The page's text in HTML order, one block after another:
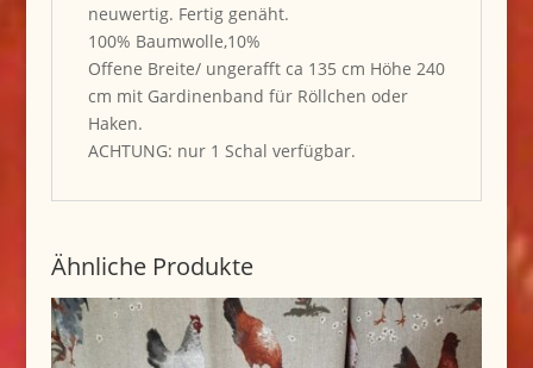
neuwertig. Fertig genäht.
100% Baumwolle,10%
Offene Breite/ ungerafft ca 135 cm Höhe 240
cm mit Gardinenband für Röllchen oder
Haken.
ACHTUNG: nur 1 Schal verfügbar.
Ähnliche Produkte